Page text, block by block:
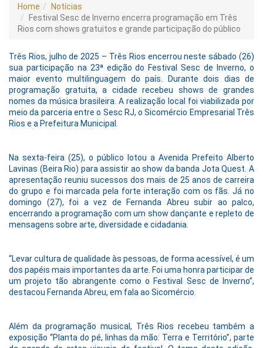
Home
Notícias
Festival Sesc de Inverno encerra programação em Três
Rios com shows gratuitos e grande participação do público
Três Rios, julho de 2025 – Três Rios encerrou neste sábado (26)
sua participação na 23ª edição do Festival Sesc de Inverno, o
maior evento multilinguagem do país. Durante dois dias de
programação gratuita, a cidade recebeu shows de grandes
nomes da música brasileira. A realização local foi viabilizada por
meio da parceria entre o Sesc RJ, o Sicomércio Empresarial Três
Rios e a Prefeitura Municipal.
Na sexta-feira (25), o público lotou a Avenida Prefeito Alberto
Lavinas (Beira Rio) para assistir ao show da banda Jota Quest. A
apresentação reuniu sucessos dos mais de 25 anos de carreira
do grupo e foi marcada pela forte interação com os fãs. Já no
domingo (27), foi a vez de Fernanda Abreu subir ao palco,
encerrando a programação com um show dançante e repleto de
mensagens sobre arte, diversidade e cidadania.
“Levar cultura de qualidade às pessoas, de forma acessível, é um
dos papéis mais importantes da arte. Foi uma honra participar de
um projeto tão abrangente como o Festival Sesc de Inverno”,
destacou Fernanda Abreu, em fala ao Sicomércio.
Além da programação musical, Três Rios recebeu também a
exposição “Planta do pé, linhas da mão: Terra e Território”, parte